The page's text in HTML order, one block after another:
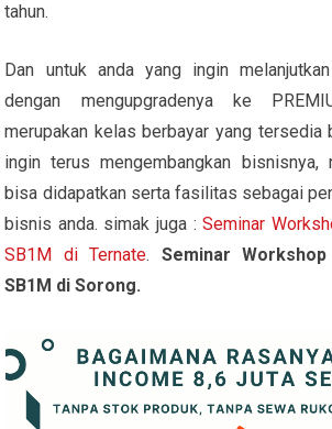
tahun.
Dan untuk anda yang ingin
dengan mengupgradenya ke
merupakan kelas berbayar yang tersedia
ingin terus mengembangkan bisnisnya,
bisa didapatkan serta fasilitas sebagai
bisnis anda. simak juga :Seminar
SB1M di Ternate. Seminar
SB1M di Sorong.